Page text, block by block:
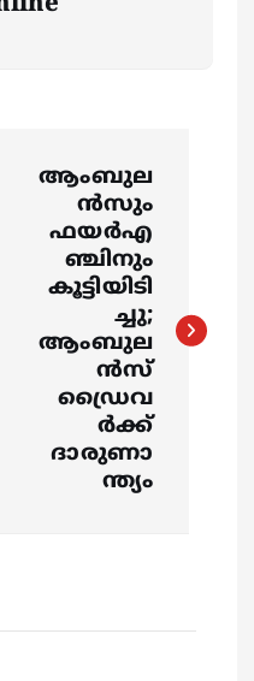
ആംബുല
ന്‍സും
ഫയര്‍എ
ഞ്ചിനും
കൂട്ടിയിടി
ച്ചു;
ആംബുല
ന്‍സ്
ഡ്രൈവ
ര്‍ക്ക്
ദാരുണാ
ന്ത്യം